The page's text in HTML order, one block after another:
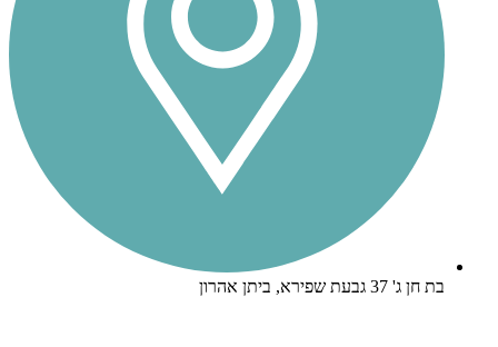
בת חן ג' 37 גבעת שפירא, ביתן אהרון